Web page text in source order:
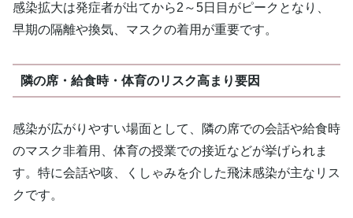
感染拡大は発症者が出てから2～5日目がピークとなり、
早期の隔離や換気、マスクの着用が重要です。
隣の席・給食時・体育のリスク高まり要因
感染が広がりやすい場面として、隣の席での会話や給食時
のマスク非着用、体育の授業での接近などが挙げられま
す。特に会話や咳、くしゃみを介した飛沫感染が主なリス
クです。